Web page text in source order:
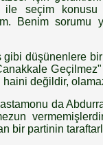
seçim
Benim sorumu
düşünenlere
haini değildir,
da
bir partinin